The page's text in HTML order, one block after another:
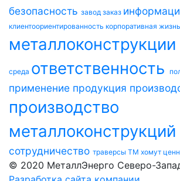
безопасность завод заказ
клиентоориентированность корпоративная жизнь
металлоконструкции
среда ответственность
применение продукция
производство
металлоконструкций
сотрудничество траверсы ТМ хомут
© 2020 МеталлЭнерго Северо-